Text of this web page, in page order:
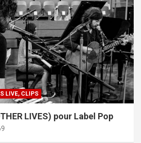
LIVE, CLIPS
LIVES) pour Label Pop